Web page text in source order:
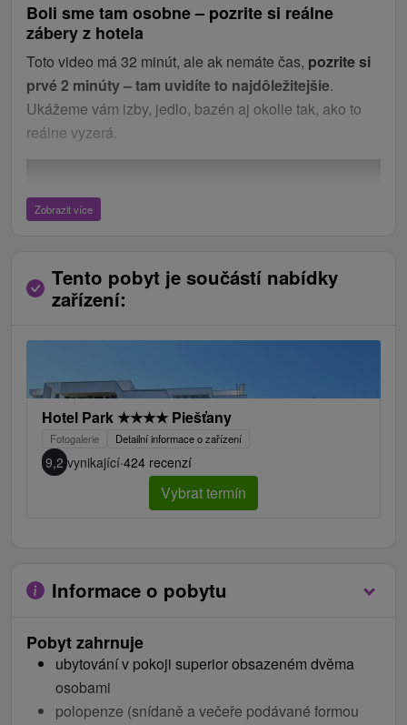
Boli sme tam osobne – pozrite si reálne
zábery z hotela
Toto video má 32 minút, ale ak nemáte čas, pozrite si
prvé 2 minúty – tam uvidíte to najdôležitejšie.
Ukážeme vám izby, jedlo, bazén aj okolie tak, ako to
reálne vyzerá.
Najviac si ho užijú páry, klienti 50+ alebo starí rodičia s
V lete je vhodný aj pre rodiny s deťmi vďaka
animáciám, ktoré pripravujú profesionálni animátori zo
Saturu.
V hoteli je pekný veľký detský kútik.
Zobrazit více
Tento pobyt je součástí nabídky
zařízení:
Hotel Park ★★★★ Piešťany
Fotogalerie Detailní informace o zařízení
9,2 vynikající·424 recenzí
Vybrat termín
Informace o pobytu
Pobyt zahrnuje
ubytování v pokoji superior obsazeném dvěma
osobami
polopenze (snídaně a večeře podávané formou